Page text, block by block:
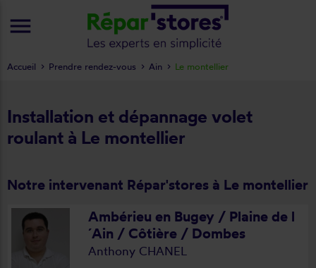
Installation et dépannage volet
roulant à Le montellier
Notre intervenant Répar'stores à Le montellier
Ambérieu en Bugey / Plaine de l
´Ain / Côtière / Dombes
Anthony CHANEL
Accueil Prendre rendez-vous Ain Le montellier
menu